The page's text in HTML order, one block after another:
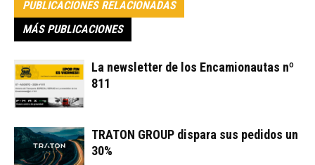
PUBLICACIONES RELACIONADAS
MÁS PUBLICACIONES
La newsletter de los Encamionautas nº
811
TRATON GROUP dispara sus pedidos un
30%